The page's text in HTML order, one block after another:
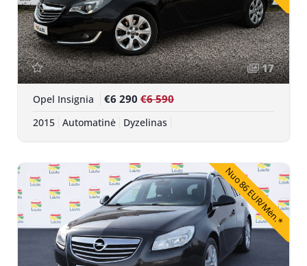
17
Opel Insignia €6 290 €6 590
2015 Automatinė Dyzelinas
Nuo 86 EUR/Mėn.*